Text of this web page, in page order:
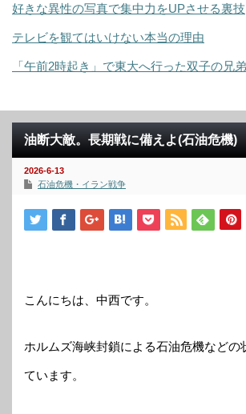
好きな異性の写真で集中力をUPさせる裏技
テレビを観てはいけない本当の理由
「午前2時起き」で東大へ行った双子の兄弟
油断大敵。長期戦に備えよ(石油危機)
2026-6-13
石油危機・イラン戦争
こんにちは、中西です。
ホルムズ海峡封鎖による石油危機などの
ています。